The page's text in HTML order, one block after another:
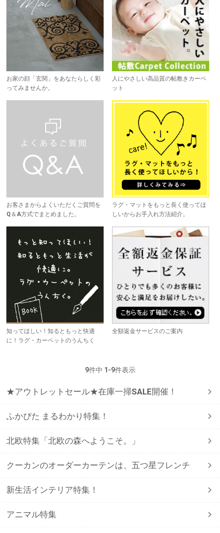
お家の顔「玄関」をあなたらしく彩
ってみませんか。
人にやさしい高品質の帖敷きカーペ
ット
お客さまからよくいただくご質問を
Q＆A方式でまとめました。
ラグ・マットをもっと長く使ってほ
しいからお手入れ方法紹介。
知ってほしい！知るともっと快適
に！ラグ・カーペットのうんちく
全額返金サービスのご案内
9件中 1-9件表示
★アウトレットセール★在庫一掃SALE開催！
ふかぴた まるわかり特集！
北欧特集「北欧の森へようこそ。」
クーカンのオーダーカーテンは、五つ星フレンチ
新生活インテリア特集！
アニマル特集